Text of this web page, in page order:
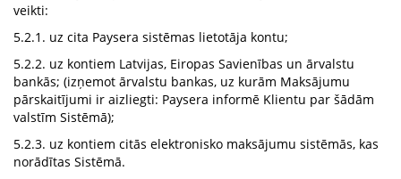
veikti:
5.2.1. uz cita Paysera sistēmas lietotāja kontu;
5.2.2. uz kontiem Latvijas, Eiropas Savienības un ārvalstu
bankās; (izņemot ārvalstu bankas, uz kurām Maksājumu
pārskaitījumi ir aizliegti: Paysera informē Klientu par šādām
valstīm Sistēmā);
5.2.3. uz kontiem citās elektronisko maksājumu sistēmās, kas
norādītas Sistēmā.